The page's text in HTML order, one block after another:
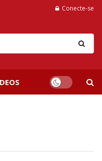
Conecte-se